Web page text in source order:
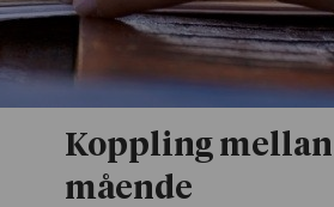
Koppling
mående